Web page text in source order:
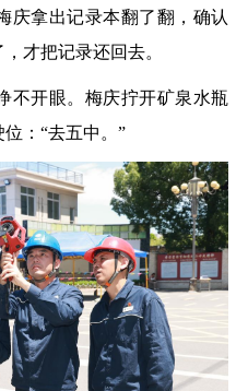
拿出记录本翻了翻，确认
才把记录还回去。
开眼。梅庆拧开矿泉水瓶
：“去五中。”